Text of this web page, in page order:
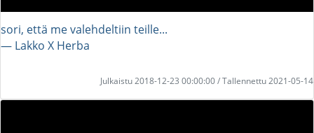
sori, että me valehdeltiin teille...
― Lakko X Herba
Julkaistu 2018-12-23 00:00:00 / Tallennettu 2021-05-14